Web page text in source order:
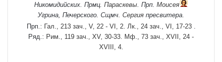
Никомидийских. Прмц. Параскевы. Прп. Моисея
Угрина, Печерского. Сщмч. Сергия пресвитера.
Прп.: Гал., 213 зач., V, 22 - VI, 2. Лк., 24 зач., VI, 17-23
Ряд.: Рим., 119 зач., XV, 30-33. Мф., 73 зач., XVII, 24 -
XVIII, 4.